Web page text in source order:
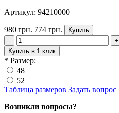
Артикул: 94210000
980 грн. 774 грн.
Купить
-
+
Купить в 1 клик
* Размер:
48
52
Таблица размеров Задать вопрос
Возникли вопросы?